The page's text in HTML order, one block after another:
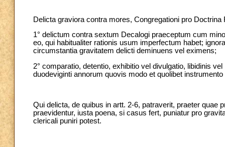
Delicta graviora contra mores, Congregationi pro Doctrina
1° delictum contra sextum Decalogi praeceptum cum
eo, qui habitualiter rationis usum imperfectum habet;
circumstantia gravitatem delicti deminuens vel eximens;
2° comparatio, detentio, exhibitio vel divulgatio, libidinis
duodeviginti annorum quovis modo et quolibet
Qui delicta, de quibus in artt. 2-6, patraverit, praeter
praevidentur, iusta poena, si casus fert, puniatur pro
clericali puniri potest.